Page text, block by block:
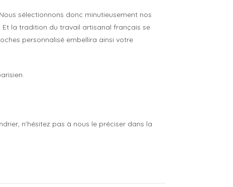
sélectionnons donc minutieusement nos
la tradition du travail artisanal français se
personnalisé embellira ainsi votre
n’hésitez pas à nous le préciser dans la